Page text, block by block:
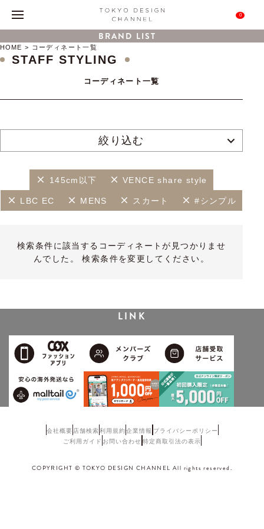
0
BRAND LIST
HOME コーディネート一覧
STAFF STYLING
コーディネート一覧
絞り込む
145cm以下 VENCE share style
LBC EC MENS スカート #シンプル
検索条件に該当するコーディネートが見つかりませ
んでした。 検索条件を変更してください。
LINK
会社概要 店舗検索利用規約企業情報 プライバシーポリシー
ご利用ガイド お問い合わせ 特定商取引法の表示
COPYRIGHT © TOKYO DESIGN CHANNEL All rights reserved.